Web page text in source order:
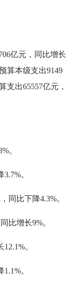
亿元， 同比增长
算本级支出9149
支出65557亿元，
%。
3.7%。
同比下降4.3%。
同比增长9%。
12.1%。
1.1%。